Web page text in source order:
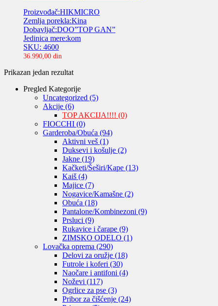
Proizvođač:HIKMICRO
Zemlja porekla:Kina
Dobavljač:DOO”TOP GAN”
Jedinica mere:kom
SKU: 4600
36.990,00 din
Prikazan jedan rezultat
Pregled Kategorije
Uncategorized (5)
Akcije (6)
TOP AKCIJA!!!! (0)
FIOCCHI (0)
Garderoba/Obuća (94)
Aktivni veš (1)
Duksevi i košulje (2)
Jakne (19)
Kačketi/Šeširi/Kape (13)
Kaiš (4)
Majice (7)
Nogavice/Kamašne (2)
Obuća (18)
Pantalone/Kombinezoni (9)
Prsluci (9)
Rukavice i čarape (9)
ZIMSKO ODELO (1)
Lovačka oprema (290)
Delovi za oružje (18)
Futrole i koferi (30)
Naočare i antifoni (4)
Noževi (117)
Ogrlice za pse (3)
Pribor za čišćenje (24)